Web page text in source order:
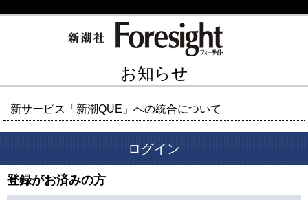
お知らせ
新サービス「新潮QUE」への統合について
ログイン
登録がお済みの方